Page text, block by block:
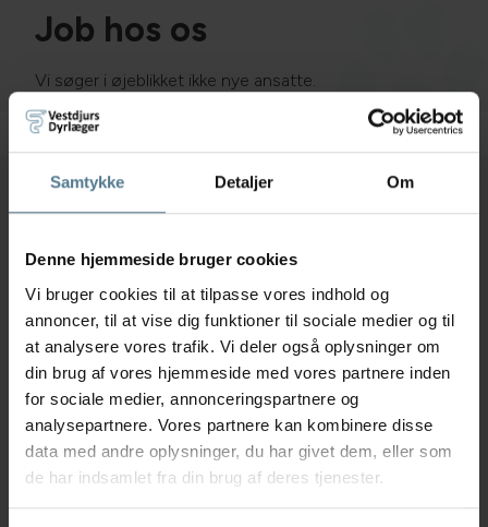
Samtykke Detaljer Om
Denne hjemmeside bruger cookies
Vi bruger cookies til at tilpasse vores indhold og
annoncer, til at vise dig funktioner til sociale medier og til
at analysere vores trafik. Vi deler også oplysninger om
din brug af vores hjemmeside med vores partnere inden
for sociale medier, annonceringspartnere og
analysepartnere. Vores partnere kan kombinere disse
data med andre oplysninger, du har givet dem, eller som
de har indsamlet fra din brug af deres tjenester.
Job hos os
Vi søger i øjeblikket ikke nye ansatte.
Stavneagervej 35, 8250 Egå
70230004
dyrlaegen@dine-dyr.dk
CVR: 21669709
Links
Cookiepolitik
Persondatapolitik